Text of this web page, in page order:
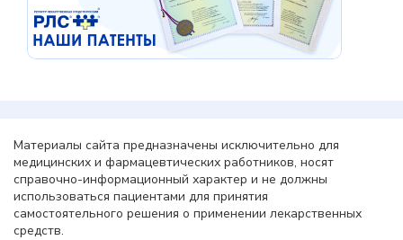
Материалы сайта предназначены исключительно для
медицинских и фармацевтических работников, носят
справочно-информационный характер и не должны
использоваться пациентами для принятия
самостоятельного решения о применении лекарственных
средств.